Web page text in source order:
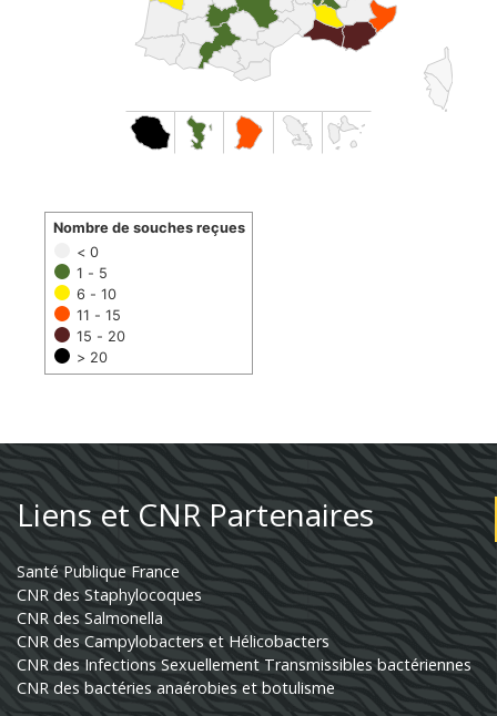
< 0
1 - 5
6 - 10
11 - 15
15 - 20
> 20
Nombre de souches reçues
Liens et CNR Partenaires
Santé Publique France
CNR des Staphylocoques
CNR des Salmonella
CNR des Campylobacters et Hélicobacters
CNR des Infections Sexuellement Transmissibles bactériennes
CNR des bactéries anaérobies et botulisme